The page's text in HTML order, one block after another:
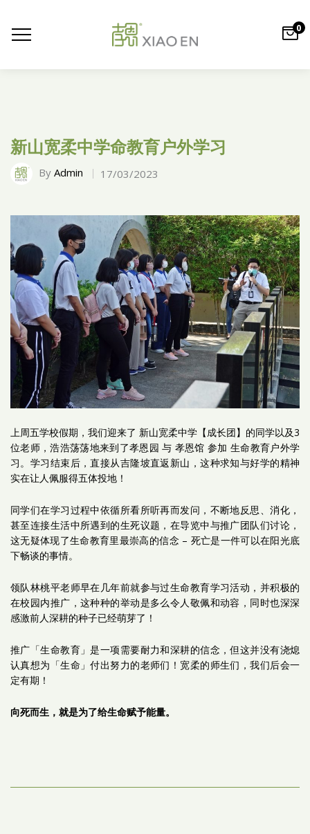
0
新山宽柔中学命教育户外学习
By Admin 17/03/2023
上周五学校假期，我们迎来了 新山宽柔中学【成长团】的同学以及3
位老师，浩浩荡荡地来到了孝恩园 与 孝恩馆 参加 生命教育户外学
习。学习结束后，直接从吉隆坡直返新山，这种求知与好学的精神
实在让人佩服得五体投地！
同学们在学习过程中依循所看所听再而发问，不断地反思、消化，
甚至连接生活中所遇到的生死议题，在导览中与推广团队们讨论，
这无疑体现了生命教育里最崇高的信念 – 死亡是一件可以在阳光底
下畅谈的事情。
领队林桃平老师早在几年前就参与过生命教育学习活动，并积极的
在校园内推广，这种种的举动是多么令人敬佩和动容，同时也深深
感激前人深耕的种子已经萌芽了！
推广「生命教育」是一项需要耐力和深耕的信念，但这并没有浇熄
认真想为「生命」付出努力的老师们！宽柔的师生们，我们后会一
定有期！
向死而生，就是为了给生命赋予能量。